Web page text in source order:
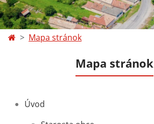
Mapa stránok
Mapa stránok
Úvod